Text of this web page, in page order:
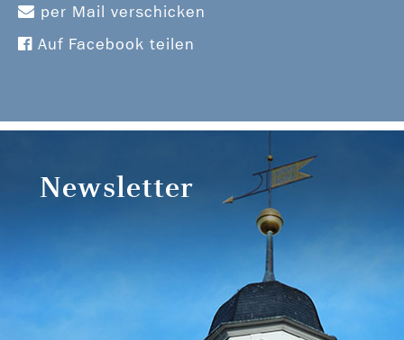
per Mail verschicken
Auf Facebook teilen
Newsletter